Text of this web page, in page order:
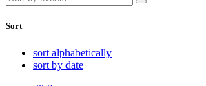
Sort
sort alphabetically
sort by date